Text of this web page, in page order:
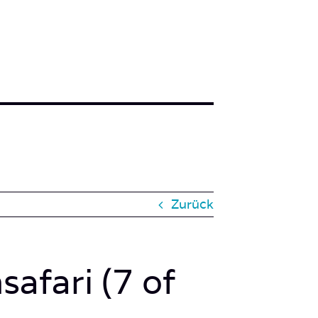
Zurück
(7 of